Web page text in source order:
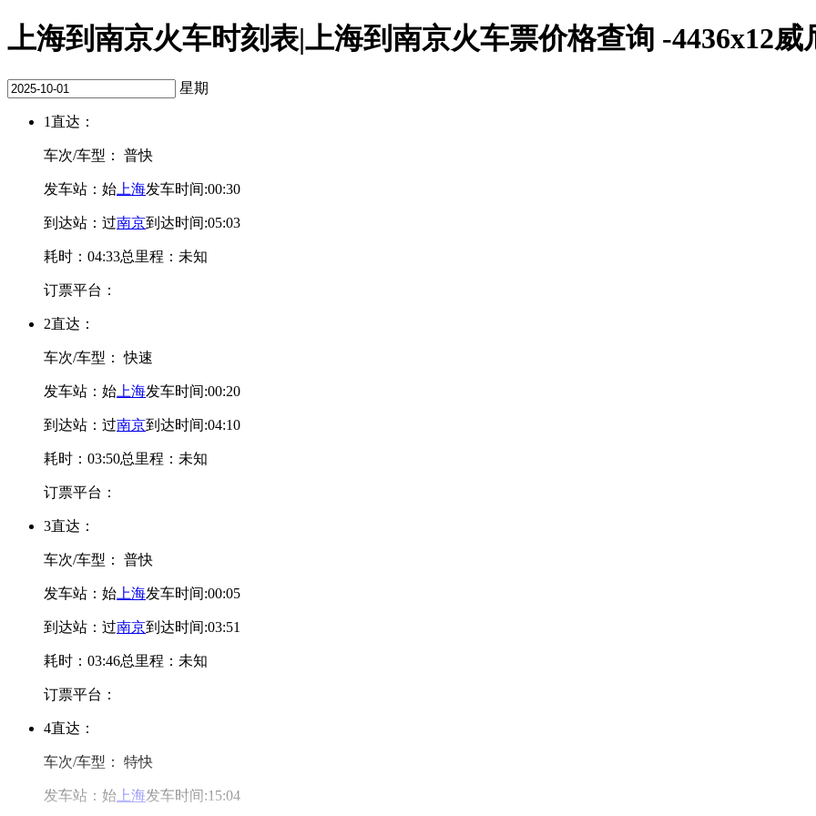
上海到南京火车时刻表|上海到南京火车票价格查询 -4436x12威
星期
1直达：
车次/车型： 普快
发车站： 始 上海发车时间:00:30
到达站： 过南京到达时间:05:03
耗时：04:33总里程：未知
订票平台：
2直达：
车次/车型： 快速
发车站： 始 上海发车时间:00:20
到达站： 过南京到达时间:04:10
耗时：03:50总里程：未知
订票平台：
3直达：
车次/车型： 普快
发车站： 始 上海发车时间:00:05
到达站： 过南京到达时间:03:51
耗时：03:46总里程：未知
订票平台：
4直达：
车次/车型： 特快
发车站： 始 上海发车时间:15:04